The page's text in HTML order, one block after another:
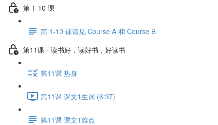
第 1-10 课
第 1-10 课请见 Course A 和 Course B
第11课 - 读书好，读好书，好读书
第11课 热身
第11课 课文1生词 (6:37)
第11课 课文1难点